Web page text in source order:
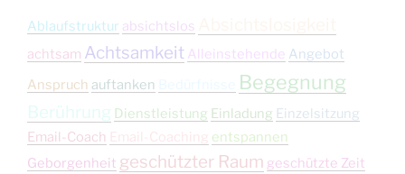
Ablaufstruktur absichtslos
achtsam Achtsamkeit Alleinstehende Angebot
Anspruch auftanken Begegnung
Berührung Dienstleistung Einladung Einzelsitzung
Email-Coach Email-Coaching entspannen
Geborgenheit geschützter Raum geschützte Zeit